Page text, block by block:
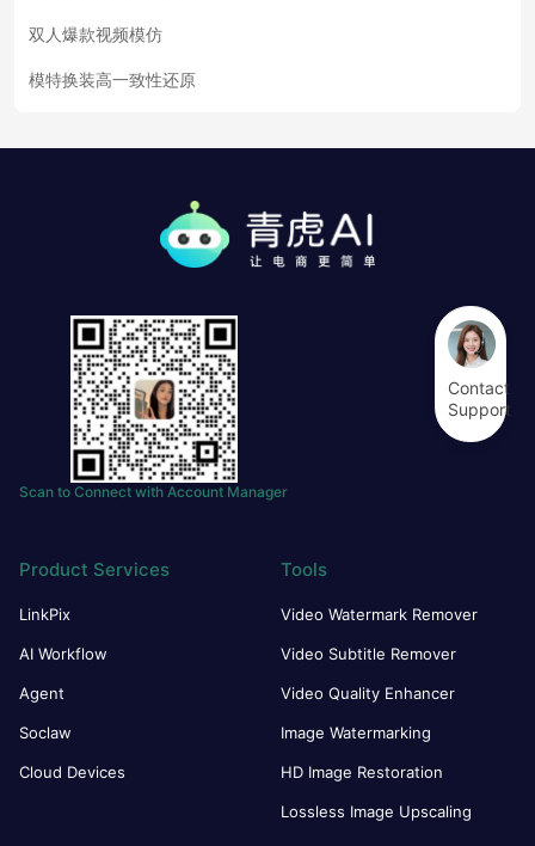
双人爆款视频模仿
模特换装高一致性还原
Scan to Connect with Account Manager
Product Services
LinkPix
AI Workflow
Agent
Soclaw
Cloud Devices
Tools
Video Watermark Remover
Video Subtitle Remover
Video Quality Enhancer
Image Watermarking
HD Image Restoration
Lossless Image Upscaling
Contact
Support